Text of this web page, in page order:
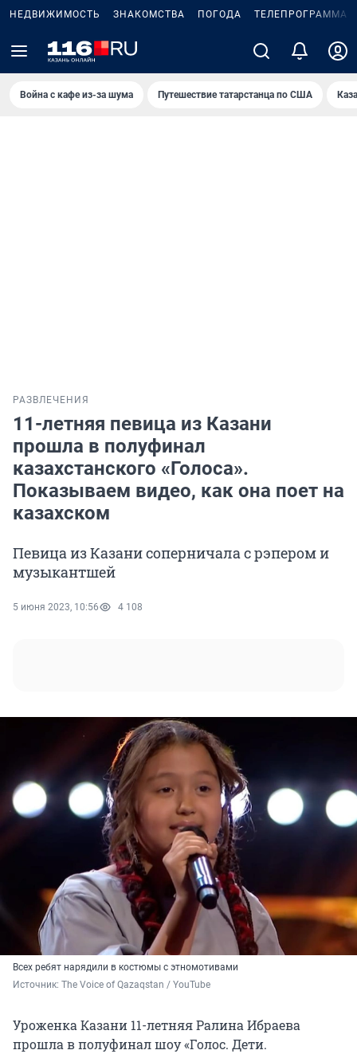
НЕДВИЖИМОСТЬ ЗНАКОМСТВА ПОГОДА ТЕЛЕПРОГРАММА
Война с кафе из-за шума Путешествие татарстанца по США
РАЗВЛЕЧЕНИЯ
11-летняя певица из Казани
прошла в полуфинал
казахстанского «Голоса».
Показываем видео, как она поет на
казахском
Певица из Казани соперничала с рэпером и
музыкантшей
5 июня 2023, 10:56 4 108
Всех ребят нарядили в костюмы с этномотивами
Источник: The Voice of Qazaqstan / YouTube
Уроженка Казани 11-летняя Ралина Ибраева
прошла в полуфинал шоу «Голос. Дети.